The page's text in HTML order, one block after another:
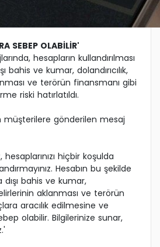
SEBEP OLABİLİR'
hesapların kullandırılması
bahis ve kumar, dolandırıcılık,
ve terörün finansmanı gibi
riski hatırlatıldı.
müşterilere gönderilen mesaj
hiçbir koşulda
Hesabın bu şekilde
dışı bahis ve kumar,
aklanması ve terörün
aracılık edilmesine ve
olabilir. Bilgilerinize sunar,